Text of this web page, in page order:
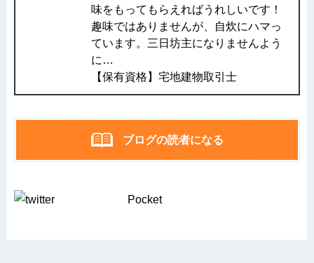
味をもってもらえればうれしいです！
趣味ではありませんが、自炊にハマっ
ています。三日坊主になりませんよう
に…
【保有資格】宅地建物取引士
ブログの読者になる
Pocket